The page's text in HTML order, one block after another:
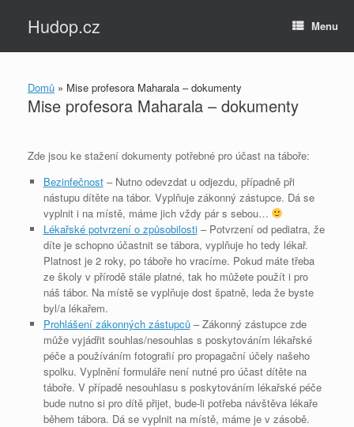
contentHudop.cz Menu
Domů » Mise profesora Maharala – dokumenty
Mise profesora Maharala – dokumenty
Zde jsou ke stažení dokumenty potřebné pro účast na táboře:
Bezinfečnost– Nutno odevzdat u odjezdu, případně při
nástupu dítěte na tábor. Vyplňuje zákonný zástupce. Dá se
vyplnit i na místě, máme jich vždy pár s sebou…
Lékařské potvrzení o způsobilosti– Potvrzení od pediatra, že
díte je schopno účastnit se tábora, vyplňuje ho tedy lékař.
Platnost je 2 roky, po táboře ho vracíme. Pokud máte třeba
ze školy v přírodě stále platné, tak ho můžete použít i pro
náš tábor. Na místě se vyplňuje dost špatně, leda že byste
byl/a lékařem.
Prohlášení zákonných zástupců– Zákonný zástupce zde
může vyjádřit souhlas/nesouhlas s poskytováním lékařské
péče a používáním fotografií pro propagační účely našeho
spolku. Vyplnění formuláře není nutné pro účast dítěte na
táboře. V případě nesouhlasu s poskytováním lékařské péče
bude nutno si pro dítě přijet, bude-li potřeba návštěva lékaře
během tábora. Dá se vyplnit na místě, máme je v zásobě.